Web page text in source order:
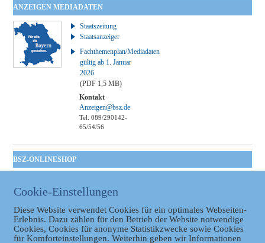
ANZEIGEN MEDIADATEN
Staatszeitung
Staatsanzeiger
Fachthemenplan/Mediadaten
gültig ab 1. Januar
2026
(PDF 1,5 MB)
Kontakt
Anzeigen@bsz.de
Tel. 089/290142-
65/54/56
BSZ-ONLINESHOP
Taschenbuch
GVBl | Einbanddecke
Cookie-Einstellungen
Diese Website verwendet Cookies für ein optimales Webseiten-
Erlebnis. Dazu zählen für den Betrieb der Website notwendige
Cookies, Cookies für anonyme Statistikzwecke sowie Cookies
für Komforteinstellungen. Weiterhin geben wir Informationen